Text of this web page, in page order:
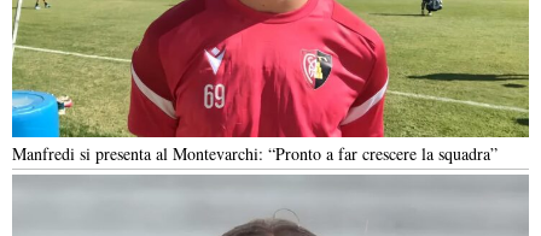
Manfredi si presenta al Montevarchi: “Pronto a far crescere la squadra”